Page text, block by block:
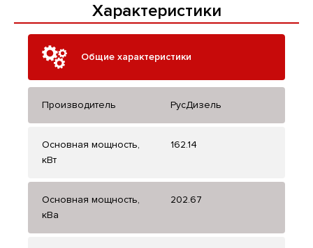
Характеристики
Общие характеристики
Производитель РусДизель
Основная мощность,
кВт
162.14
Основная мощность,
кВа
202.67